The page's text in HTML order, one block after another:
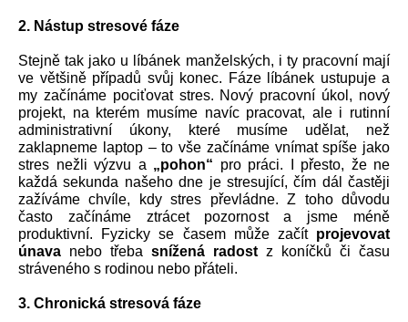
2. Nástup stresové fáze
Stejně tak jako u líbánek manželských, i ty pracovní mají
ve většině případů svůj konec. Fáze líbánek ustupuje a
my začínáme pociťovat stres. Nový pracovní úkol, nový
projekt, na kterém musíme navíc pracovat, ale i rutinní
administrativní úkony, které musíme udělat, než
zaklapneme laptop – to vše začínáme vnímat spíše jako
stres nežli výzvu a „pohon“ pro práci. I přesto, že ne
každá sekunda našeho dne je stresující, čím dál častěji
zažíváme chvíle, kdy stres převládne. Z toho důvodu
často začínáme ztrácet pozornost a jsme méně
produktivní. Fyzicky se časem může začít projevovat
únava nebo třeba snížená radost z koníčků či času
stráveného s rodinou nebo přáteli.
3. Chronická stresová fáze